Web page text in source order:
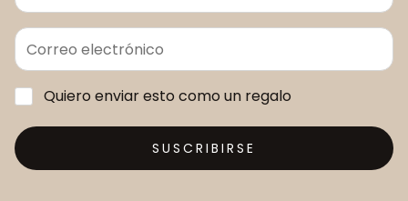
Quiero enviar esto como un regalo
SUSCRIBIRSE